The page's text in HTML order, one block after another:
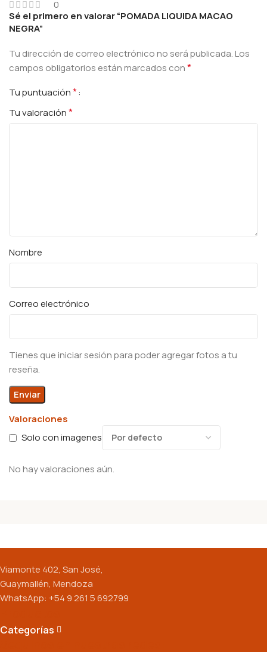
0
Valoraciones
Solo con imagenes
No hay valoraciones aún.
Sé el primero en valorar “POMADA LIQUIDA MACAO
NEGRA”
Tu dirección de correo electrónico no será publicada.Los
campos obligatorios están marcados con*
Tu puntuación*
Tu valoración*
Nombre
Correo electrónico
Tienes que iniciar sesión para poder agregar fotos a tu
reseña.
Viamonte 402, San José,
Guaymallén, Mendoza
WhatsApp: +54 9 261 5 692799
Categorías